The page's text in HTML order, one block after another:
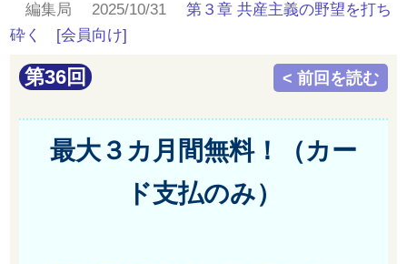
編集局 2025/10/31第３章 共産主義の野望を打ち
砕く
[会員向け]
第36回 < 前回を読む
最大３カ月間無料！（カー
ド支払のみ）